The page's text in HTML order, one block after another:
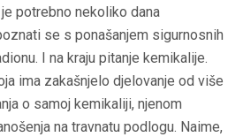
potrebno nekoliko dana
se s ponašanjem sigurnosnih
I na kraju pitanje kemikalije.
ima zakašnjelo djelovanje od više
o samoj kemikaliji, njenom
na travnatu podlogu. Naime,